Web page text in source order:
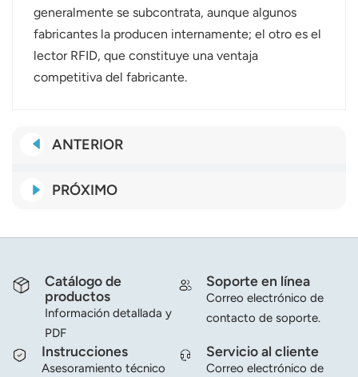
generalmente se subcontrata, aunque algunos
fabricantes la producen internamente; el otro es el
lector RFID, que constituye una ventaja
competitiva del fabricante.
ANTERIOR
PRÓXIMO
Catálogo de
productos
Información detallada y
PDF
Soporte en línea
Correo electrónico de
contacto de soporte.
Instrucciones
Asesoramiento técnico
Servicio al cliente
Correo electrónico de